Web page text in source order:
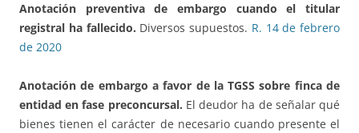
Anotación preventiva de embargo cuando el titular
registral ha fallecido. Diversos supuestos. R. 14 de febrero
de 2020
Anotación de embargo a favor de la TGSS sobre finca de
entidad en fase preconcursal. El deudor ha de señalar qué
bienes tienen el carácter de necesario cuando presente el